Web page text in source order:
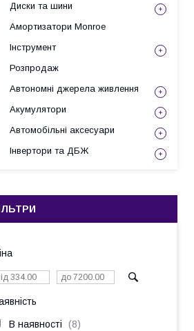
Диски та шини
Амортизатори Monroe
Інструмент
Розпродаж
Автономні джерела живлення
Акумулятори
Автомобільні аксесуари
Інвертори та ДБЖ
В наявності 8